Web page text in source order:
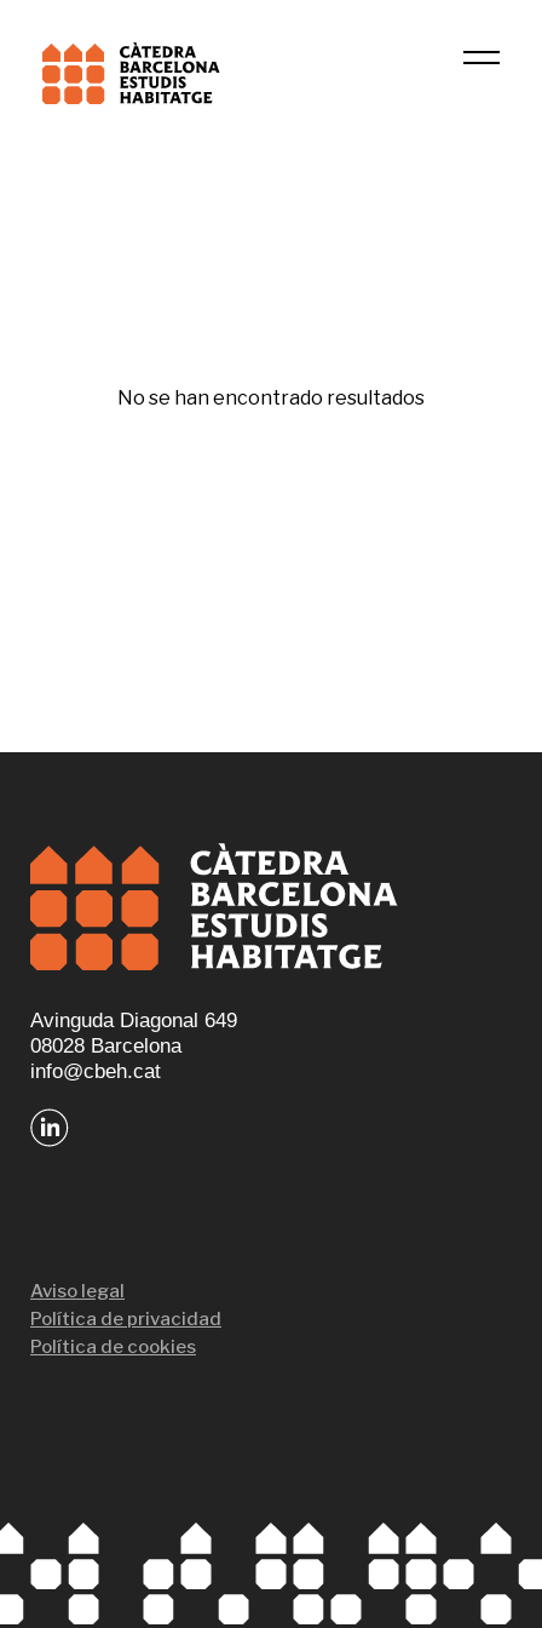
No se han encontrado resultados
Avinguda Diagonal 649
08028 Barcelona
info@cbeh.cat
Aviso legal
Política de privacidad
Política de cookies